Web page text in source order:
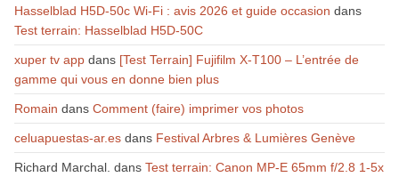
Hasselblad H5D-50c Wi-Fi : avis 2026 et guide occasion dans
Test terrain: Hasselblad H5D-50C
xuper tv appdans [Test Terrain] Fujifilm X-T100 – L’entrée de
gamme qui vous en donne bien plus
Romain dans Comment (faire) imprimer vos photos
celuapuestas-ar.esdans Festival Arbres & Lumières Genève
Richard Marchal. dans Test terrain: Canon MP-E 65mm f/2.8 1-5x